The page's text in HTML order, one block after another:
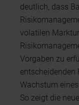
deutlich, dass
volatilen
Vorgaben zu
entscheidenden
Wachstum
So zeigt die